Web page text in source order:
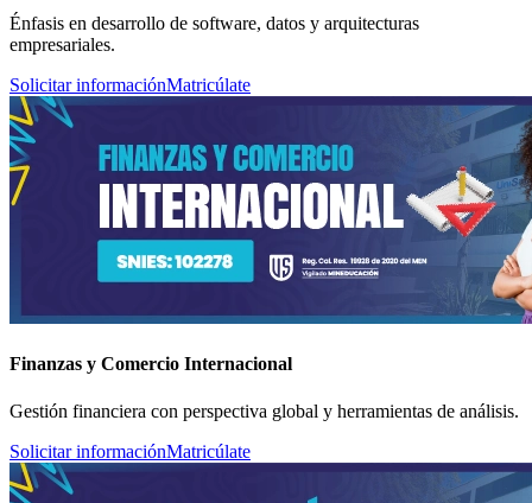
Énfasis en desarrollo de software, datos y arquitecturas
empresariales.
Solicitar informaciónMatricúlate
Finanzas y Comercio Internacional
Gestión financiera con perspectiva global y herramientas de análisis.
Solicitar informaciónMatricúlate